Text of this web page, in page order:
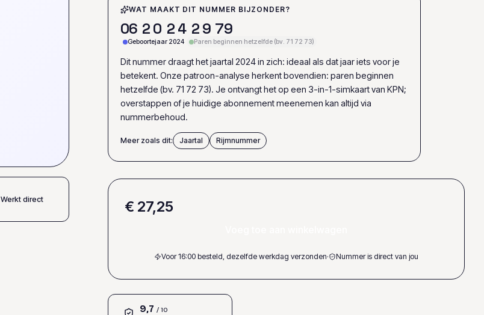
Werkt direct
WAT MAAKT DIT NUMMER BIJZONDER?
06 20 24 29 79
Geboortejaar 2024 Paren beginnen hetzelfde (bv. 71 72 73)
Dit nummer draagt het jaartal 2024 in zich: ideaal als dat jaar iets voor je
betekent. Onze patroon-analyse herkent bovendien: paren beginnen
hetzelfde (bv. 71 72 73). Je ontvangt het op een 3-in-1-simkaart van KPN;
overstappen of je huidige abonnement meenemen kan altijd via
nummerbehoud.
Meer zoals dit: Jaartal Rijmnummer
€ 27,25
Voor 16:00 besteld, dezelfde werkdag verzonden· Nummer is direct van jou
9,7 / 10